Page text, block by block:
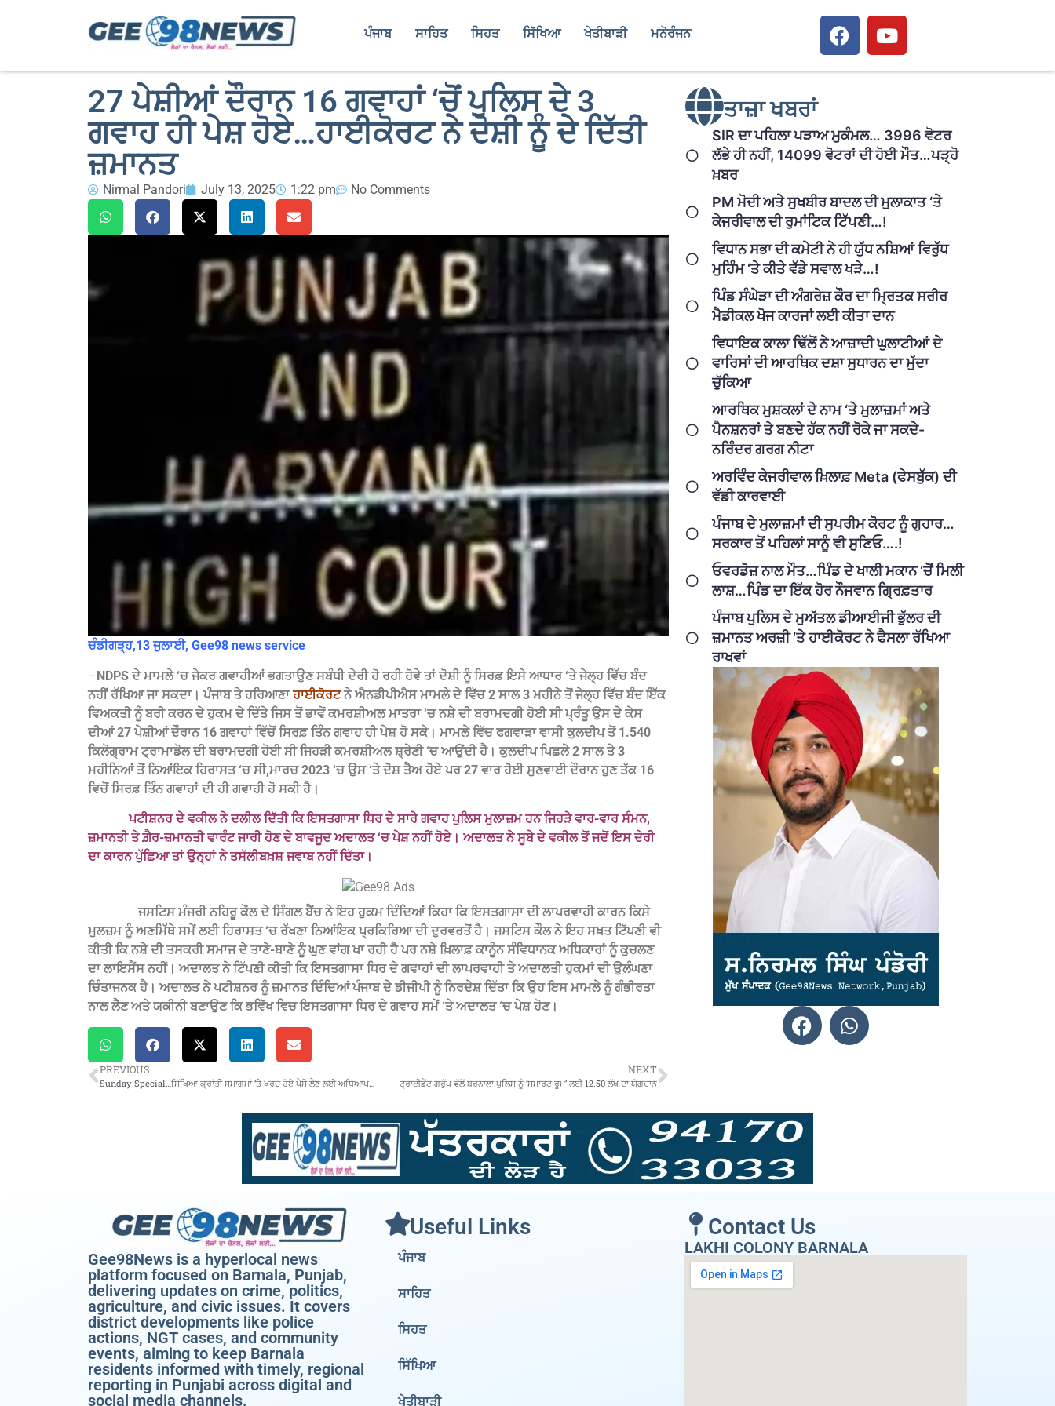
ਪੰਜਾਬ ਸਾਹਿਤ ਸਿਹਤ ਸਿੱਖਿਆ ਖੇਤੀਬਾੜੀ ਮਨੋਰੰਜਨ
27 ਪੇਸ਼ੀਆਂ ਦੌਰਾਨ 16 ਗਵਾਹਾਂ ‘ਚੋਂ ਪੁਲਿਸ ਦੇ 3
ਗਵਾਹ ਹੀ ਪੇਸ਼ ਹੋਏ…ਹਾਈਕੋਰਟ ਨੇ ਦੋਸ਼ੀ ਨੂੰ ਦੇ ਦਿੱਤੀ
ਜ਼ਮਾਨਤ
Nirmal Pandori July 13, 2025 1:22 pm No Comments
ਚੰਡੀਗੜ੍ਹ,13 ਜੁਲਾਈ, Gee98 news service
–NDPS ਦੇ ਮਾਮਲੇ ‘ਚ ਜੇਕਰ ਗਵਾਹੀਆਂ ਭਗਤਾਉਣ ਸਬੰਧੀ ਦੇਰੀ ਹੋ ਰਹੀ ਹੋਵੇ ਤਾਂ ਦੋਸ਼ੀ ਨੂੰ ਸਿਰਫ਼ ਇਸੇ ਆਧਾਰ ‘ਤੇ ਜੇਲ੍ਹ ਵਿੱਚ ਬੰਦ
ਨਹੀਂ ਰੱਖਿਆ ਜਾ ਸਕਦਾ। ਪੰਜਾਬ ਤੇ ਹਰਿਆਣਾਹਾਈਕੋਰਟਨੇ ਐਨਡੀਪੀਐਸ ਮਾਮਲੇ ਦੇ ਵਿੱਚ 2 ਸਾਲ 3 ਮਹੀਨੇ ਤੋਂ ਜੇਲ੍ਹ ਵਿੱਚ ਬੰਦ ਇੱਕ
ਵਿਅਕਤੀ ਨੂੰ ਬਰੀ ਕਰਨ ਦੇ ਹੁਕਮ ਦੇ ਦਿੱਤੇ ਜਿਸ ਤੋਂ ਭਾਵੇਂ ਕਮਰਸ਼ੀਅਲ ਮਾਤਰਾ ‘ਚ ਨਸ਼ੇ ਦੀ ਬਰਾਮਦਗੀ ਹੋਈ ਸੀ ਪ੍ਰੰਤੂ ਉਸ ਦੇ ਕੇਸ
ਦੀਆਂ 27 ਪੇਸ਼ੀਆਂ ਦੌਰਾਨ 16 ਗਵਾਹਾਂ ਵਿੱਚੋਂ ਸਿਰਫ਼ ਤਿੰਨ ਗਵਾਹ ਹੀ ਪੇਸ਼ ਹੋ ਸਕੇ। ਮਾਮਲੇ ਵਿੱਚ ਫਗਵਾੜਾ ਵਾਸੀ ਕੁਲਦੀਪ ਤੋਂ 1.540
ਕਿਲੋਗ੍ਰਾਮ ਟ੍ਰਾਮਾਡੋਲ ਦੀ ਬਰਾਮਦਗੀ ਹੋਈ ਸੀ ਜਿਹੜੀ ਕਮਰਸ਼ੀਅਲ ਸ਼੍ਰੇਣੀ ‘ਚ ਆਉਂਦੀ ਹੈ। ਕੁਲਦੀਪ ਪਿਛਲੇ 2 ਸਾਲ ਤੇ 3
ਮਹੀਨਿਆਂ ਤੋਂ ਨਿਆਂਇਕ ਹਿਰਾਸਤ ‘ਚ ਸੀ,ਮਾਰਚ 2023 ‘ਚ ਉਸ ‘ਤੇ ਦੋਸ਼ ਤੈਅ ਹੋਏ ਪਰ 27 ਵਾਰ ਹੋਈ ਸੁਣਵਾਈ ਦੌਰਾਨ ਹੁਣ ਤੱਕ 16
ਵਿਚੋਂ ਸਿਰਫ਼ ਤਿੰਨ ਗਵਾਹਾਂ ਦੀ ਹੀ ਗਵਾਹੀ ਹੋ ਸਕੀ ਹੈ।‌
ਪਟੀਸ਼ਨਰ ਦੇ ਵਕੀਲ ਨੇ ਦਲੀਲ ਦਿੱਤੀ ਕਿ ਇਸਤਗਾਸਾ ਧਿਰ ਦੇ ਸਾਰੇ ਗਵਾਹ ਪੁਲਿਸ ਮੁਲਾਜ਼ਮ ਹਨ ਜਿਹੜੇ ਵਾਰ-ਵਾਰ ਸੰਮਨ,
ਜ਼ਮਾਨਤੀ ਤੇ ਗ਼ੈਰ-ਜ਼ਮਾਨਤੀ ਵਾਰੰਟ ਜਾਰੀ ਹੋਣ ਦੇ ਬਾਵਜੂਦ ਅਦਾਲਤ ‘ਚ ਪੇਸ਼ ਨਹੀਂ ਹੋਏ। ਅਦਾਲਤ ਨੇ ਸੂਬੇ ਦੇ ਵਕੀਲ ਤੋਂ ਜਦੋਂ ਇਸ ਦੇਰੀ
ਦਾ ਕਾਰਨ ਪੁੱਛਿਆ ਤਾਂ ਉਨ੍ਹਾਂ ਨੇ ਤਸੱਲੀਬਖ਼ਸ਼ ਜਵਾਬ ਨਹੀਂ ਦਿੱਤਾ।
ਜਸਟਿਸ ਮੰਜਰੀ ਨਹਿਰੂ ਕੌਲ ਦੇ ਸਿੰਗਲ ਬੈਂਚ ਨੇ ਇਹ ਹੁਕਮ ਦਿੰਦਿਆਂ ਕਿਹਾ ਕਿ ਇਸਤਗਾਸਾ ਦੀ ਲਾਪਰਵਾਹੀ ਕਾਰਨ ਕਿਸੇ
ਮੁਲਜ਼ਮ ਨੂੰ ਅਣਮਿੱਥੇ ਸਮੇਂ ਲਈ ਹਿਰਾਸਤ ‘ਚ ਰੱਖਣਾ ਨਿਆਂਇਕ ਪ੍ਰਕਿਰਿਆ ਦੀ ਦੁਰਵਰਤੋਂ ਹੈ। ਜਸਟਿਸ ਕੌਲ ਨੇ ਇਹ ਸਖ਼ਤ ਟਿੱਪਣੀ ਵੀ
ਕੀਤੀ ਕਿ ਨਸ਼ੇ ਦੀ ਤਸਕਰੀ ਸਮਾਜ ਦੇ ਤਾਣੇ-ਬਾਣੇ ਨੂੰ ਘੁਣ ਵਾਂਗ ਖਾ ਰਹੀ ਹੈ ਪਰ ਨਸ਼ੇ ਖ਼ਿਲਾਫ਼ ਕਾਨੂੰਨ ਸੰਵਿਧਾਨਕ ਅਧਿਕਾਰਾਂ ਨੂੰ ਕੁਚਲਣ
ਦਾ ਲਾਇਸੈਂਸ ਨਹੀਂ। ਅਦਾਲਤ ਨੇ ਟਿੱਪਣੀ ਕੀਤੀ ਕਿ ਇਸਤਗਾਸਾ ਧਿਰ ਦੇ ਗਵਾਹਾਂ ਦੀ ਲਾਪਰਵਾਹੀ ਤੇ ਅਦਾਲਤੀ ਹੁਕਮਾਂ ਦੀ ਉਲੰਘਣਾ
ਚਿੰਤਾਜਨਕ ਹੈ। ਅਦਾਲਤ ਨੇ ਪਟੀਸ਼ਨਰ ਨੂੰ ਜ਼ਮਾਨਤ ਦਿੰਦਿਆਂ ਪੰਜਾਬ ਦੇ ਡੀਜੀਪੀ ਨੂੰ ਨਿਰਦੇਸ਼ ਦਿੱਤਾ ਕਿ ਉਹ ਇਸ ਮਾਮਲੇ ਨੂੰ ਗੰਭੀਰਤਾ
ਨਾਲ ਲੈਣ ਅਤੇ ਯਕੀਨੀ ਬਣਾਉਣ ਕਿ ਭਵਿੱਖ ਵਿਚ ਇਸਤਗਾਸਾ ਧਿਰ ਦੇ ਗਵਾਹ ਸਮੇਂ ‘ਤੇ ਅਦਾਲਤ ‘ਚ ਪੇਸ਼ ਹੋਣ।
PREVIOUS
Sunday Special…ਸਿੱਖਿਆ ਕ੍ਰਾਂਤੀ ਸਮਾਗਮਾਂ ‘ਤੇ ਖਰਚ ਹੋਏ ਪੈਸੇ ਲੈਣ ਲਈ ਅਧਿਆਪਕਾਂ ਨੂੰ ਹੋਣਾ ਪੈ ਰਿਹਾ ਹੈ ਖੱਜਲ ਖ਼ੁਆਰ
NEXT
ਟ੍ਰਾਈਡੈਂਟ ਗਰੁੱਪ ਵੱਲੋਂ ਬਰਨਾਲਾ ਪੁਲਿਸ ਨੂੰ ‘ਸਮਾਰਟ ਰੂਮ’ ਲਈ 12.50 ਲੱਖ ਦਾ ਯੋਗਦਾਨ
ਤਾਜ਼ਾ ਖਬਰਾਂ
SIR ਦਾ ਪਹਿਲਾ ਪੜਾਅ ਮੁਕੰਮਲ… 3996 ਵੋਟਰ
ਲੱਭੇ ਹੀ ਨਹੀਂ, 14099 ਵੋਟਰਾਂ ਦੀ ਹੋਈ ਮੌਤ…ਪੜ੍ਹੋ
ਖ਼ਬਰ
PM ਮੋਦੀ ਅਤੇ ਸੁਖਬੀਰ ਬਾਦਲ ਦੀ ਮੁਲਾਕਾਤ ‘ਤੇ
ਕੇਜਰੀਵਾਲ ਦੀ ਰੁਮਾਂਟਿਕ ਟਿੱਪਣੀ…!
ਵਿਧਾਨ ਸਭਾ ਦੀ ਕਮੇਟੀ ਨੇ ਹੀ ਯੁੱਧ ਨਸ਼ਿਆਂ ਵਿਰੁੱਧ
ਮੁਹਿੰਮ ‘ਤੇ ਕੀਤੇ ਵੱਡੇ ਸਵਾਲ ਖੜੇ…!
ਪਿੰਡ ਸੰਘੇੜਾ ਦੀ ਅੰਗਰੇਜ਼ ਕੌਰ ਦਾ ਮ੍ਰਿਤਕ ਸਰੀਰ
ਮੈਡੀਕਲ ਖੋਜ ਕਾਰਜਾਂ ਲਈ ਕੀਤਾ ਦਾਨ
ਵਿਧਾਇਕ ਕਾਲਾ ਢਿੱਲੋਂ ਨੇ ਆਜ਼ਾਦੀ ਘੁਲਾਟੀਆਂ ਦੇ
ਵਾਰਿਸਾਂ ਦੀ ਆਰਥਿਕ ਦਸ਼ਾ ਸੁਧਾਰਨ ਦਾ ਮੁੱਦਾ
ਚੁੱਕਿਆ
ਆਰਥਿਕ ਮੁਸ਼ਕਲਾਂ ਦੇ ਨਾਮ ‘ਤੇ ਮੁਲਾਜ਼ਮਾਂ ਅਤੇ
ਪੈਨਸ਼ਨਰਾਂ ਤੇ ਬਣਦੇ ਹੱਕ ਨਹੀਂ ਰੋਕੇ ਜਾ ਸਕਦੇ-
ਨਰਿੰਦਰ ਗਰਗ ਨੀਟਾ
ਅਰਵਿੰਦ ਕੇਜਰੀਵਾਲ ਖ਼ਿਲਾਫ਼ Meta (ਫੇਸਬੁੱਕ) ਦੀ
ਵੱਡੀ ਕਾਰਵਾਈ
ਪੰਜਾਬ ਦੇ ਮੁਲਾਜ਼ਮਾਂ ਦੀ ਸੁਪਰੀਮ ਕੋਰਟ ਨੂੰ ਗੁਹਾਰ…
ਸਰਕਾਰ ਤੋਂ ਪਹਿਲਾਂ ਸਾਨੂੰ ਵੀ ਸੁਣਿਓ….!
ਓਵਰਡੋਜ਼ ਨਾਲ ਮੌਤ…ਪਿੰਡ ਦੇ ਖਾਲੀ ਮਕਾਨ ‘ਚੋਂ ਮਿਲੀ
ਲਾਸ਼…ਪਿੰਡ ਦਾ ਇੱਕ ਹੋਰ ਨੌਜਵਾਨ ਗ੍ਰਿਫ਼ਤਾਰ
ਪੰਜਾਬ ਪੁਲਿਸ ਦੇ ਮੁਅੱਤਲ ਡੀਆਈਜੀ ਭੁੱਲਰ ਦੀ
ਜ਼ਮਾਨਤ ਅਰਜ਼ੀ ‘ਤੇ ਹਾਈਕੋਰਟ ਨੇ ਫੈਸਲਾ ਰੱਖਿਆ
ਰਾਖਵਾਂ
Gee98News is a hyperlocal news
platform focused on Barnala, Punjab,
delivering updates on crime, politics,
agriculture, and civic issues. It covers
district developments like police
actions, NGT cases, and community
events, aiming to keep Barnala
residents informed with timely, regional
reporting in Punjabi across digital and
social media channels.
Useful Links
ਪੰਜਾਬ
ਸਾਹਿਤ
ਸਿਹਤ
ਸਿੱਖਿਆ
ਖੇਤੀਬਾੜੀ
Contact Us
LAKHI COLONY BARNALA